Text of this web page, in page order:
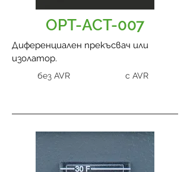
OPT-ACT-007
Диференциален прекъсвач или
изолатор.
без AVR с AVR